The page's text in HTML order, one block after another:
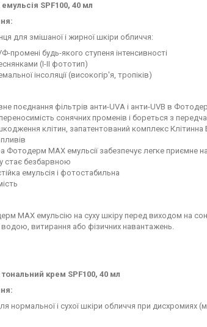
SPF100, 40 мл
для змішаної і жирної шкіри обличчя:
промені будь-якого ступеня інтенсивності
(I-II фототип)
інсоляції (високогір'я, тропіків)
поєднання фільтрів анти-UVА і анти-UVВ в
сонячних променів і бореться з
клітин, запатентований комплекс Клітинна
Фотодерм MAX емульсії забезпечує легке приємне
стає безбарвною
емульсія і фотостабильна
MAX емульсію на суху шкіру перед виходом на
водою, витирання або фізичних навантажень.
крем SPF100, 40 мл
нормальної і сухої шкіри обличчя при дисхромиях